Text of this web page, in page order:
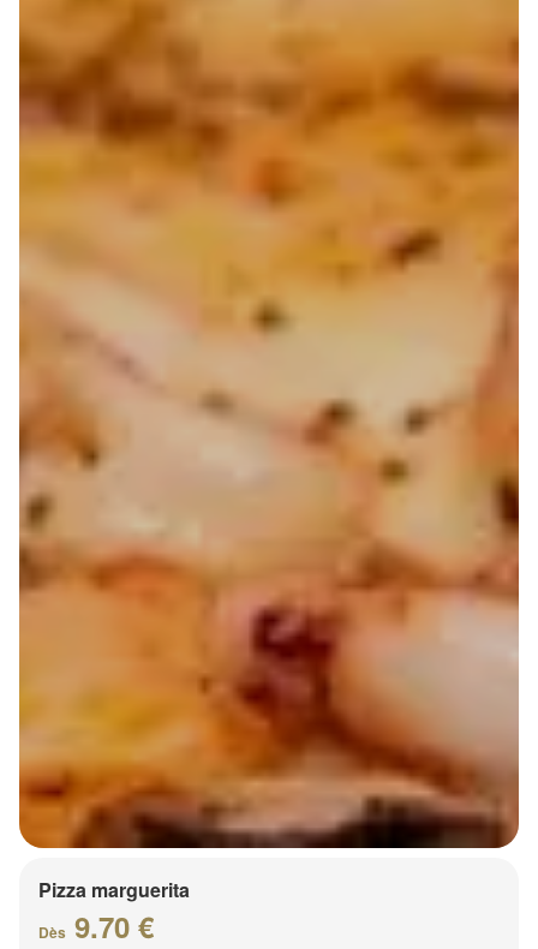
Pizza marguerita
Dès 9.70 €